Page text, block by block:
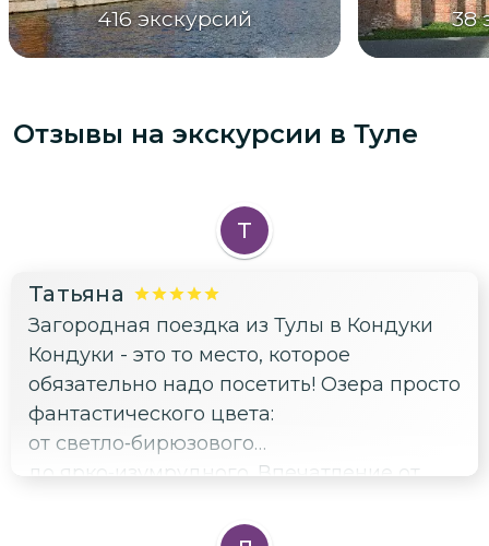
416 экскурсий 38
Отзывы на экскурсии в Туле
Т
Татьяна
Загородная поездка из Тулы в Кондуки
Кондуки - это то место, которое
обязательно надо посетить! Озера просто
фантастического цвета:
от светло‑бирюзового
до ярко‑изумрудного. Впечатление от
Спасибо прекрасной девушке Яне